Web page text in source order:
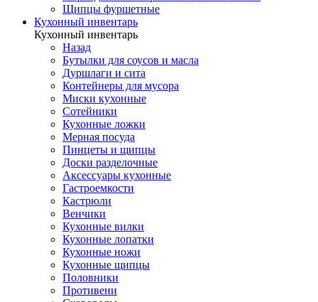
Щипцы фуршетные
Кухонный инвентарь
Кухонный инвентарь
Назад
Бутылки для соусов и масла
Дуршлаги и сита
Контейнеры для мусора
Миски кухонные
Сотейники
Кухонные ложки
Мерная посуда
Пинцеты и щипцы
Доски разделочные
Аксессуары кухонные
Гастроемкости
Кастрюли
Венчики
Кухонные вилки
Кухонные лопатки
Кухонные ножи
Кухонные щипцы
Половники
Противени